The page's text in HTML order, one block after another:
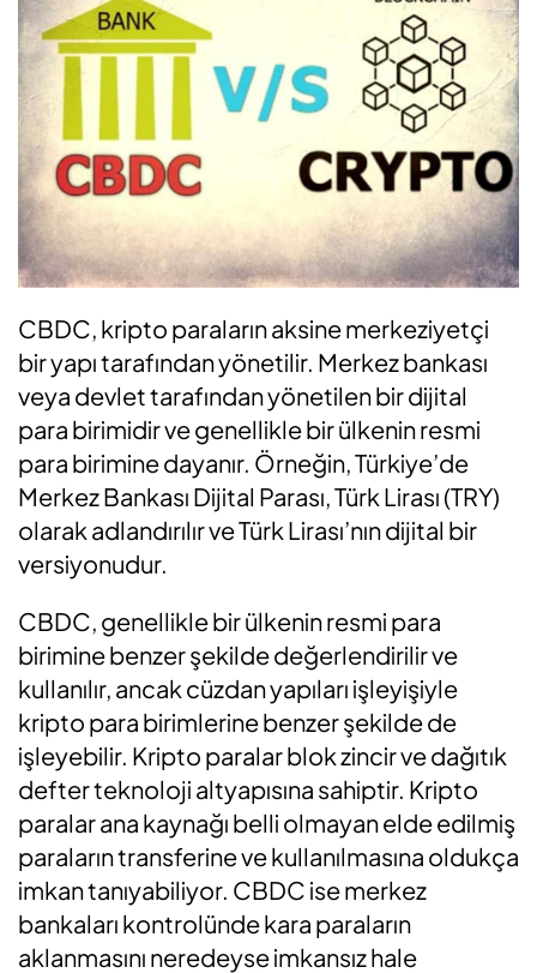
CBDC, kripto paraların aksine merkeziyetçi
bir yapı tarafından yönetilir. Merkez bankası
veya devlet tarafından yönetilen bir dijital
para birimidir ve genellikle bir ülkenin resmi
para birimine dayanır. Örneğin, Türkiye’de
Merkez Bankası Dijital Parası, Türk Lirası (TRY)
olarak adlandırılır ve Türk Lirası’nın dijital bir
versiyonudur.
CBDC, genellikle bir ülkenin resmi para
birimine benzer şekilde değerlendirilir ve
kullanılır, ancak cüzdan yapıları işleyişiyle
kripto para birimlerine benzer şekilde de
işleyebilir. Kripto paralar blok zincir ve dağıtık
defter teknoloji altyapısına sahiptir. Kripto
paralar ana kaynağı belli olmayan elde edilmiş
paraların transferine ve kullanılmasına oldukça
imkan tanıyabiliyor. CBDC ise merkez
bankaları kontrolünde kara paraların
aklanmasını neredeyse imkansız hale